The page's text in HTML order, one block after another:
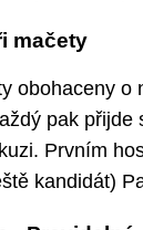
mačety
obohaceny o
pak přijde
Prvním
kandidát)